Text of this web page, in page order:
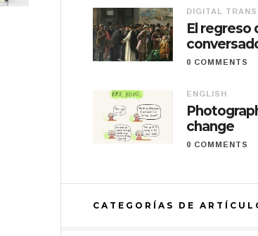
DIGITAL
El regreso
0 COMMENTS
ENGLISH
change
0 COMMENTS
CATEGORÍAS DE